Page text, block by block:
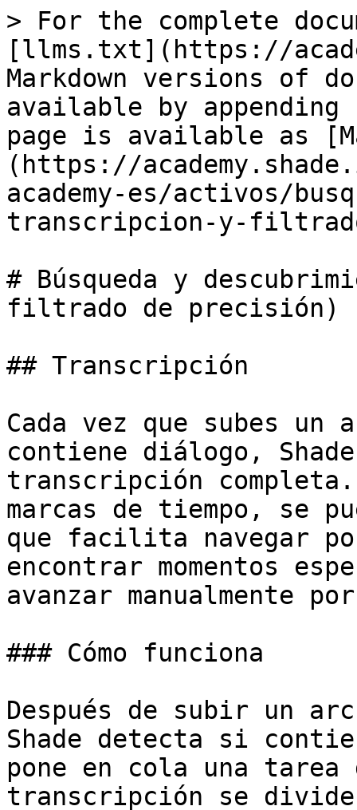
> For the complete
[llms.txt](https://
Markdown versions of
available by
page is available as
(https://
academy-es/activos/
transcripcion-y-
# Búsqueda y
filtrado de precisión)
## Transcripción
Cada vez que subes
contiene diálogo,
transcripción
marcas de tiempo, se
que facilita navegar
encontrar momentos
avanzar manualmente
### Cómo funciona
Después de subir un
Shade detecta si
pone en cola una
transcripción se divide